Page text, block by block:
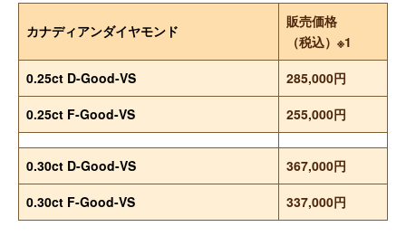
カナディアンダイヤモンド
販売価格
（税込）※1
0.25ct D-Good-VS
285,000円
0.25ct F-Good-VS
255,000円
0.30ct D-Good-VS
367,000円
0.30ct F-Good-VS
337,000円